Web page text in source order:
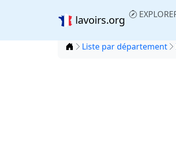
lavoirs.org
Accueil
Liste par département